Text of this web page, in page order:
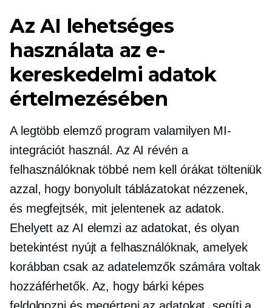
Az AI lehetséges
használata az e-
kereskedelmi adatok
értelmezésében
A legtöbb elemző program valamilyen MI-
integrációt használ. Az AI révén a
felhasználóknak többé nem kell órákat tölteniük
azzal, hogy bonyolult táblázatokat nézzenek,
és megfejtsék, mit jelentenek az adatok.
Ehelyett az AI elemzi az adatokat, és olyan
betekintést nyújt a felhasználóknak, amelyek
korábban csak az adatelemzők számára voltak
hozzáférhetők. Az, hogy bárki képes